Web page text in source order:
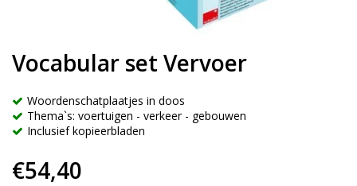
Vocabular set Vervoer
Woordenschatplaatjes in doos
Thema`s: voertuigen - verkeer - gebouwen
Inclusief kopieerbladen
€54,40